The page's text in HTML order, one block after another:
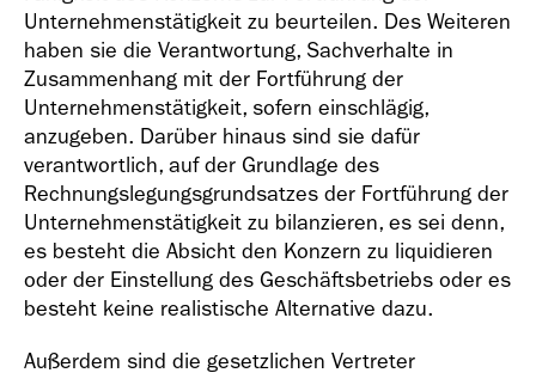
Unternehmenstätigkeit zu beurteilen. Des Weiteren
haben sie die Verantwortung, Sachverhalte in
Zusammenhang mit der Fortführung der
Unternehmenstätigkeit, sofern einschlägig,
anzugeben. Darüber hinaus sind sie dafür
verantwortlich, auf der Grundlage des
Rechnungslegungsgrundsatzes der Fortführung der
Unternehmenstätigkeit zu bilanzieren, es sei denn,
es besteht die Absicht den Konzern zu liquidieren
oder der Einstellung des Geschäftsbetriebs oder es
besteht keine realistische Alternative dazu.
Außerdem sind die gesetzlichen Vertreter